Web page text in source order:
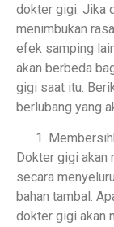
dokter gigi. Jika
menimbukan
efek samping
akan berbeda
gigi saat itu.
berlubang yang
Dokter gigi akan
secara
bahan tambal.
dokter gigi akan